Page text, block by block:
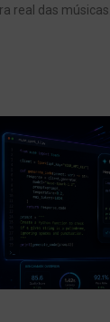
real das músicas.